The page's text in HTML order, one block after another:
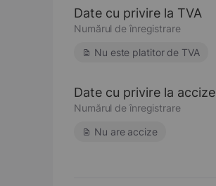
Date cu privire la TVA
Numărul de înregistrare
Nu este platitor de TVA
Date cu privire la accize
Numărul de înregistrare
Nu are accize